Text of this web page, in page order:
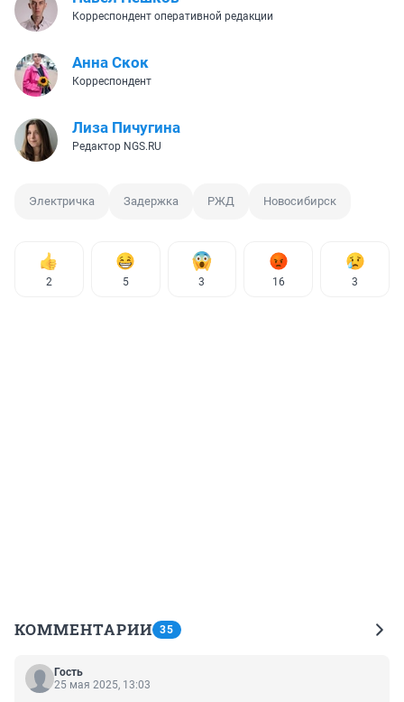
Корреспондент оперативной редакции
Анна Скок
Корреспондент
Лиза Пичугина
Редактор NGS.RU
Электричка Задержка РЖД Новосибирск
2 5 3 16 3
КОММЕНТАРИИ 35
Гость
25 мая 2025, 13:03